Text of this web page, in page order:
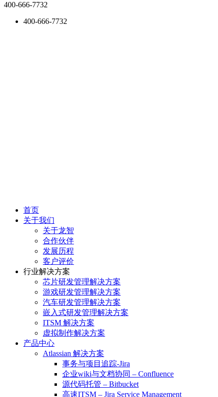
400-666-7732
400-666-7732
首页
关于我们
关于龙智
合作伙伴
发展历程
客户评价
行业解决方案
芯片研发管理解决方案
游戏研发管理解决方案
汽车研发管理解决方案
嵌入式研发管理解决方案
ITSM 解决方案
虚拟制作解决方案
产品中心
Atlassian 解决方案
事务与项目追踪-Jira
企业wiki与文档协同 – Confluence
源代码托管 – Bitbucket
高速ITSM – Jira Service Management